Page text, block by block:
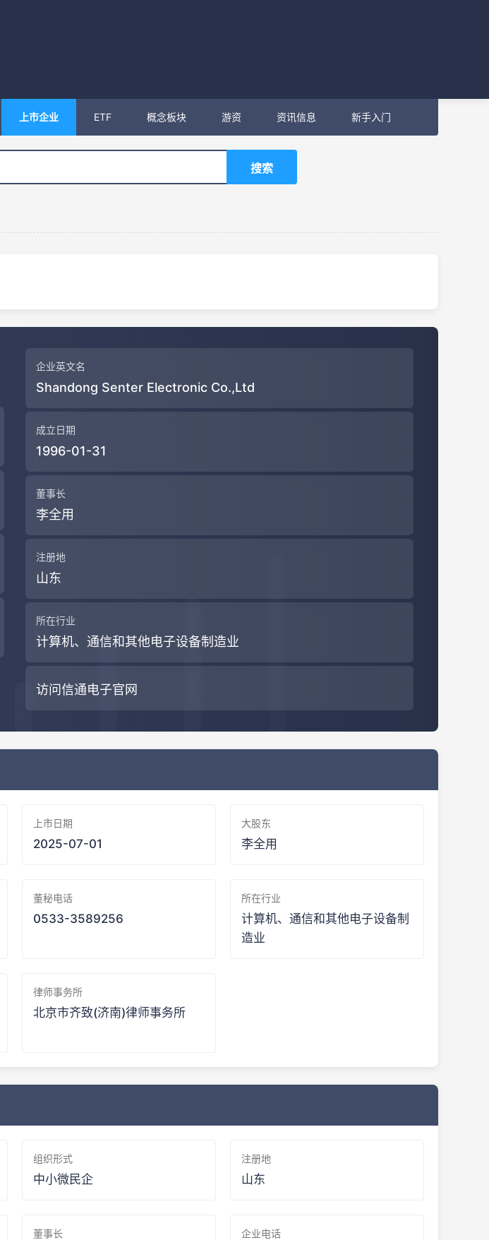
上市企业 ETF 概念板块 游资 资讯信息 新手入门
搜索
企业英文名
Shandong Senter Electronic Co.,Ltd
成立日期
1996-01-31
董事长
李全用
注册地
山东
所在行业
计算机、通信和其他电子设备制造业
访问信通电子官网
上市日期
2025-07-01
大股东
李全用
董秘电话
0533-3589256
所在行业
计算机、通信和其他电子设备制
造业
律师事务所
北京市齐致(济南)律师事务所
组织形式
中小微民企
注册地
山东
董事长 企业电话